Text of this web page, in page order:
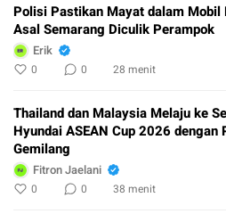
Polisi Pastikan Mayat dalam Mobil
Asal Semarang Diculik Perampok
Erik
0 0 28 menit
Thailand dan Malaysia Melaju ke
Hyundai ASEAN Cup 2026 dengan
Gemilang
Fitron Jaelani
0 0 38 menit